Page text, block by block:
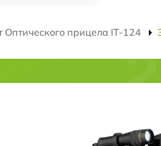
Оптического прицела IT-124